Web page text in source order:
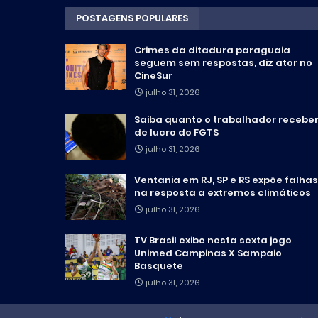
POSTAGENS POPULARES
Crimes da ditadura paraguaia
seguem sem respostas, diz ator no
CineSur
julho 31, 2026
Saiba quanto o trabalhador
de lucro do FGTS
julho 31, 2026
Ventania em RJ, SP e RS expõe falhas
na resposta a extremos climáticos
julho 31, 2026
TV Brasil exibe nesta sexta jogo
Unimed Campinas X Sampaio
Basquete
julho 31, 2026